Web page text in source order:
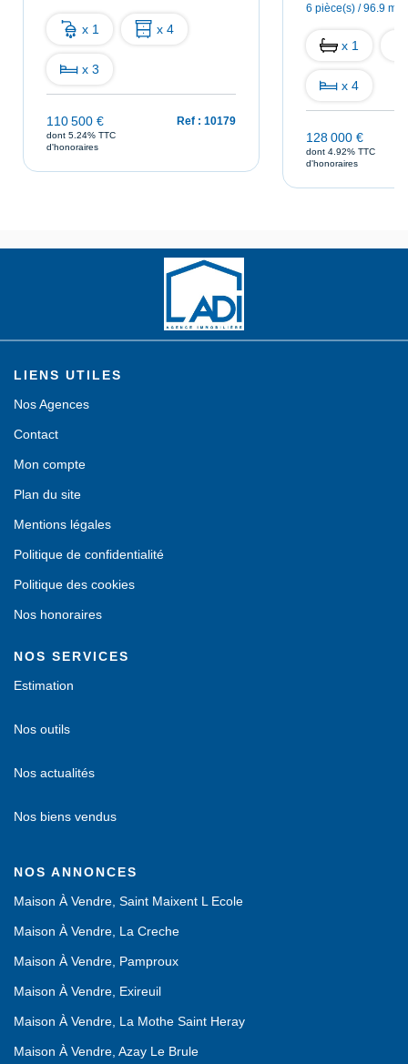
x 1 x 4
x 3
110 500 €
dont 5.24% TTC
d'honoraires
Ref : 10179
6 pièce(s) / 96.9 m²
x 1
x 4
128 000 €
dont 4.92% TTC
d'honoraires
LIENS UTILES
Nos Agences
Contact
Mon compte
Plan du site
Mentions légales
Politique de confidentialité
Politique des cookies
Nos honoraires
NOS SERVICES
Estimation
Nos outils
Nos actualités
Nos biens vendus
NOS ANNONCES
Maison À Vendre, Saint Maixent L Ecole
Maison À Vendre, La Creche
Maison À Vendre, Pamproux
Maison À Vendre, Exireuil
Maison À Vendre, La Mothe Saint Heray
Maison À Vendre, Azay Le Brule